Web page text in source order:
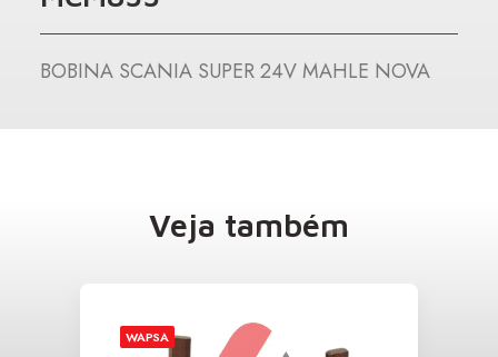
BOBINA SCANIA SUPER 24V MAHLE NOVA
Veja também
WAPSA